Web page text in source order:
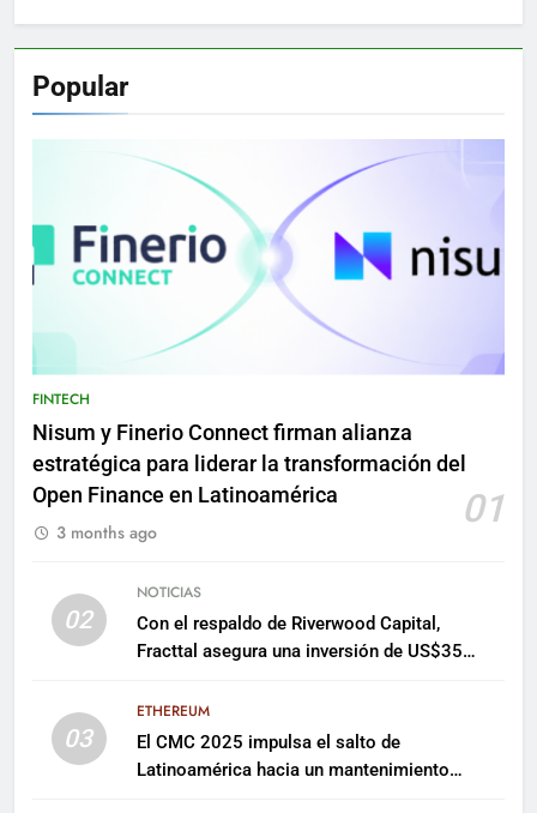
Popular
FINTECH
Nisum y Finerio Connect firman alianza
estratégica para liderar la transformación del
Open Finance en Latinoamérica
01
3 months ago
02
NOTICIAS
Con el respaldo de Riverwood Capital,
Fracttal asegura una inversión de US$35
03
ETHEREUM
El CMC 2025 impulsa el salto de
Latinoamérica hacia un mantenimiento